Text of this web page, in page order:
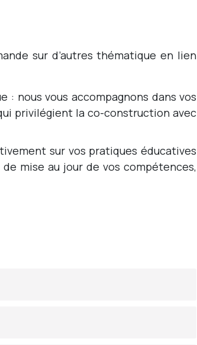
sur d’autres thématique en lien
: nous vous accompagnons dans vos
privilégient la co-construction avec
sur vos pratiques éducatives
mise au jour de vos compétences,